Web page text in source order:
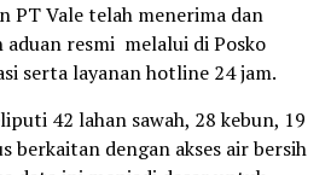
PT Vale telah menerima dan
resmi melalui di Posko
serta layanan hotline 24 jam.
42 lahan sawah, 28 kebun, 19
berkaitan dengan akses air bersih